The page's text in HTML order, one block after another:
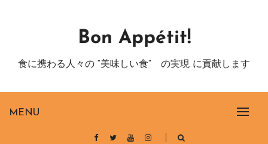
MENU
Bon Appétit!
食に携わる人々の “美味しい食” の実現 に貢献します